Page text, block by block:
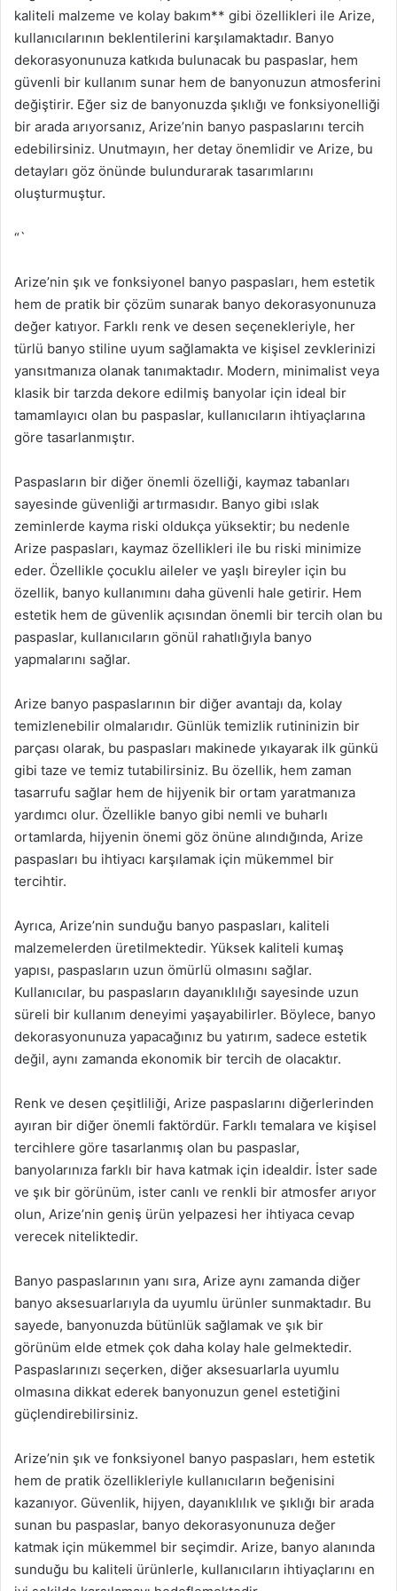
kaliteli malzeme ve kolay bakım** gibi özellikleri ile Arize,
kullanıcılarının beklentilerini karşılamaktadır. Banyo
dekorasyonunuza katkıda bulunacak bu paspaslar, hem
güvenli bir kullanım sunar hem de banyonuzun atmosferini
değiştirir. Eğer siz de banyonuzda şıklığı ve fonksiyonelliği
bir arada arıyorsanız, Arize’nin banyo paspaslarını tercih
edebilirsiniz. Unutmayın, her detay önemlidir ve Arize, bu
detayları göz önünde bulundurarak tasarımlarını
oluşturmuştur.
“`
Arize’nin şık ve fonksiyonel banyo paspasları, hem estetik
hem de pratik bir çözüm sunarak banyo dekorasyonunuza
değer katıyor. Farklı renk ve desen seçenekleriyle, her
türlü banyo stiline uyum sağlamakta ve kişisel zevklerinizi
yansıtmanıza olanak tanımaktadır. Modern, minimalist veya
klasik bir tarzda dekore edilmiş banyolar için ideal bir
tamamlayıcı olan bu paspaslar, kullanıcıların ihtiyaçlarına
göre tasarlanmıştır.
Paspasların bir diğer önemli özelliği, kaymaz tabanları
sayesinde güvenliği artırmasıdır. Banyo gibi ıslak
zeminlerde kayma riski oldukça yüksektir; bu nedenle
Arize paspasları, kaymaz özellikleri ile bu riski minimize
eder. Özellikle çocuklu aileler ve yaşlı bireyler için bu
özellik, banyo kullanımını daha güvenli hale getirir. Hem
estetik hem de güvenlik açısından önemli bir tercih olan bu
paspaslar, kullanıcıların gönül rahatlığıyla banyo
yapmalarını sağlar.
Arize banyo paspaslarının bir diğer avantajı da, kolay
temizlenebilir olmalarıdır. Günlük temizlik rutininizin bir
parçası olarak, bu paspasları makinede yıkayarak ilk günkü
gibi taze ve temiz tutabilirsiniz. Bu özellik, hem zaman
tasarrufu sağlar hem de hijyenik bir ortam yaratmanıza
yardımcı olur. Özellikle banyo gibi nemli ve buharlı
ortamlarda, hijyenin önemi göz önüne alındığında, Arize
paspasları bu ihtiyacı karşılamak için mükemmel bir
tercihtir.
Ayrıca, Arize’nin sunduğu banyo paspasları, kaliteli
malzemelerden üretilmektedir. Yüksek kaliteli kumaş
yapısı, paspasların uzun ömürlü olmasını sağlar.
Kullanıcılar, bu paspasların dayanıklılığı sayesinde uzun
süreli bir kullanım deneyimi yaşayabilirler. Böylece, banyo
dekorasyonunuza yapacağınız bu yatırım, sadece estetik
değil, aynı zamanda ekonomik bir tercih de olacaktır.
Renk ve desen çeşitliliği, Arize paspaslarını diğerlerinden
ayıran bir diğer önemli faktördür. Farklı temalara ve kişisel
tercihlere göre tasarlanmış olan bu paspaslar,
banyolarınıza farklı bir hava katmak için idealdir. İster sade
ve şık bir görünüm, ister canlı ve renkli bir atmosfer arıyor
olun, Arize’nin geniş ürün yelpazesi her ihtiyaca cevap
verecek niteliktedir.
Banyo paspaslarının yanı sıra, Arize aynı zamanda diğer
banyo aksesuarlarıyla da uyumlu ürünler sunmaktadır. Bu
sayede, banyonuzda bütünlük sağlamak ve şık bir
görünüm elde etmek çok daha kolay hale gelmektedir.
Paspaslarınızı seçerken, diğer aksesuarlarla uyumlu
olmasına dikkat ederek banyonuzun genel estetiğini
güçlendirebilirsiniz.
Arize’nin şık ve fonksiyonel banyo paspasları, hem estetik
hem de pratik özellikleriyle kullanıcıların beğenisini
kazanıyor. Güvenlik, hijyen, dayanıklılık ve şıklığı bir arada
sunan bu paspaslar, banyo dekorasyonunuza değer
katmak için mükemmel bir seçimdir. Arize, banyo alanında
sunduğu bu kaliteli ürünlerle, kullanıcıların ihtiyaçlarını en